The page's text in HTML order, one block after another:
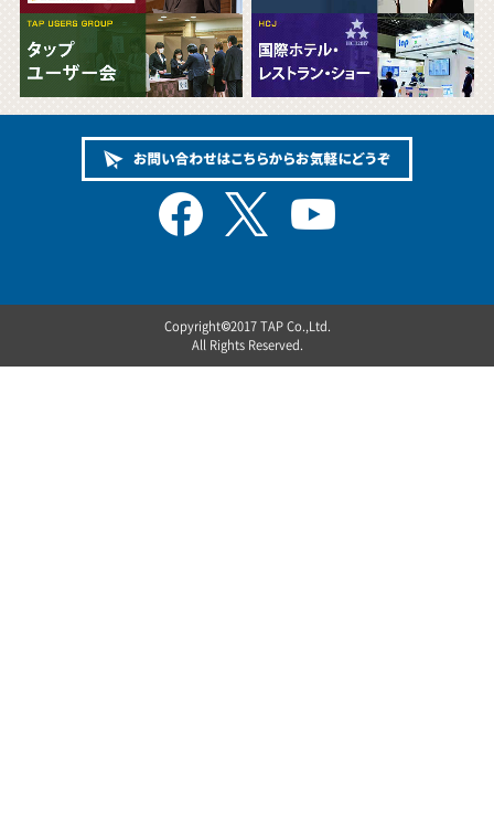
Copyright©2017 TAP Co.,Ltd.
All Rights Reserved.